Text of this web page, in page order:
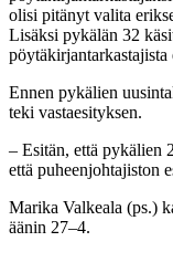
olisi pitänyt valita
Lisäksi pykälän 32
pöytäkirjantarkastajista
Ennen pykälien
teki vastaesityksen.
– Esitän, että pykälien
että puheenjohtajiston
Marika Valkeala (ps.)
äänin 27–4.